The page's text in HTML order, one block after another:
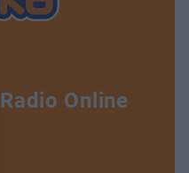
Radio Online